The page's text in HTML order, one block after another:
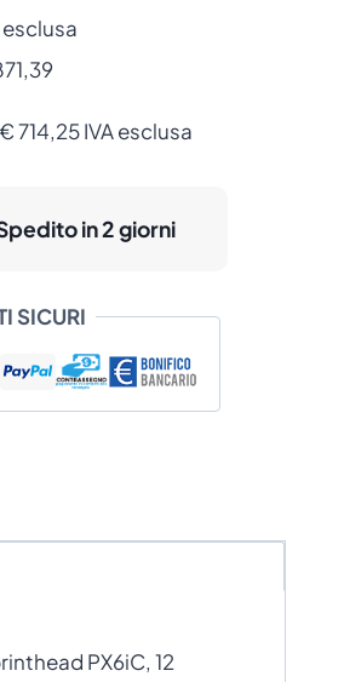
esclusa
€714,25IVA esclusa
in 2 giorni
SICURI
PX6iC, 12